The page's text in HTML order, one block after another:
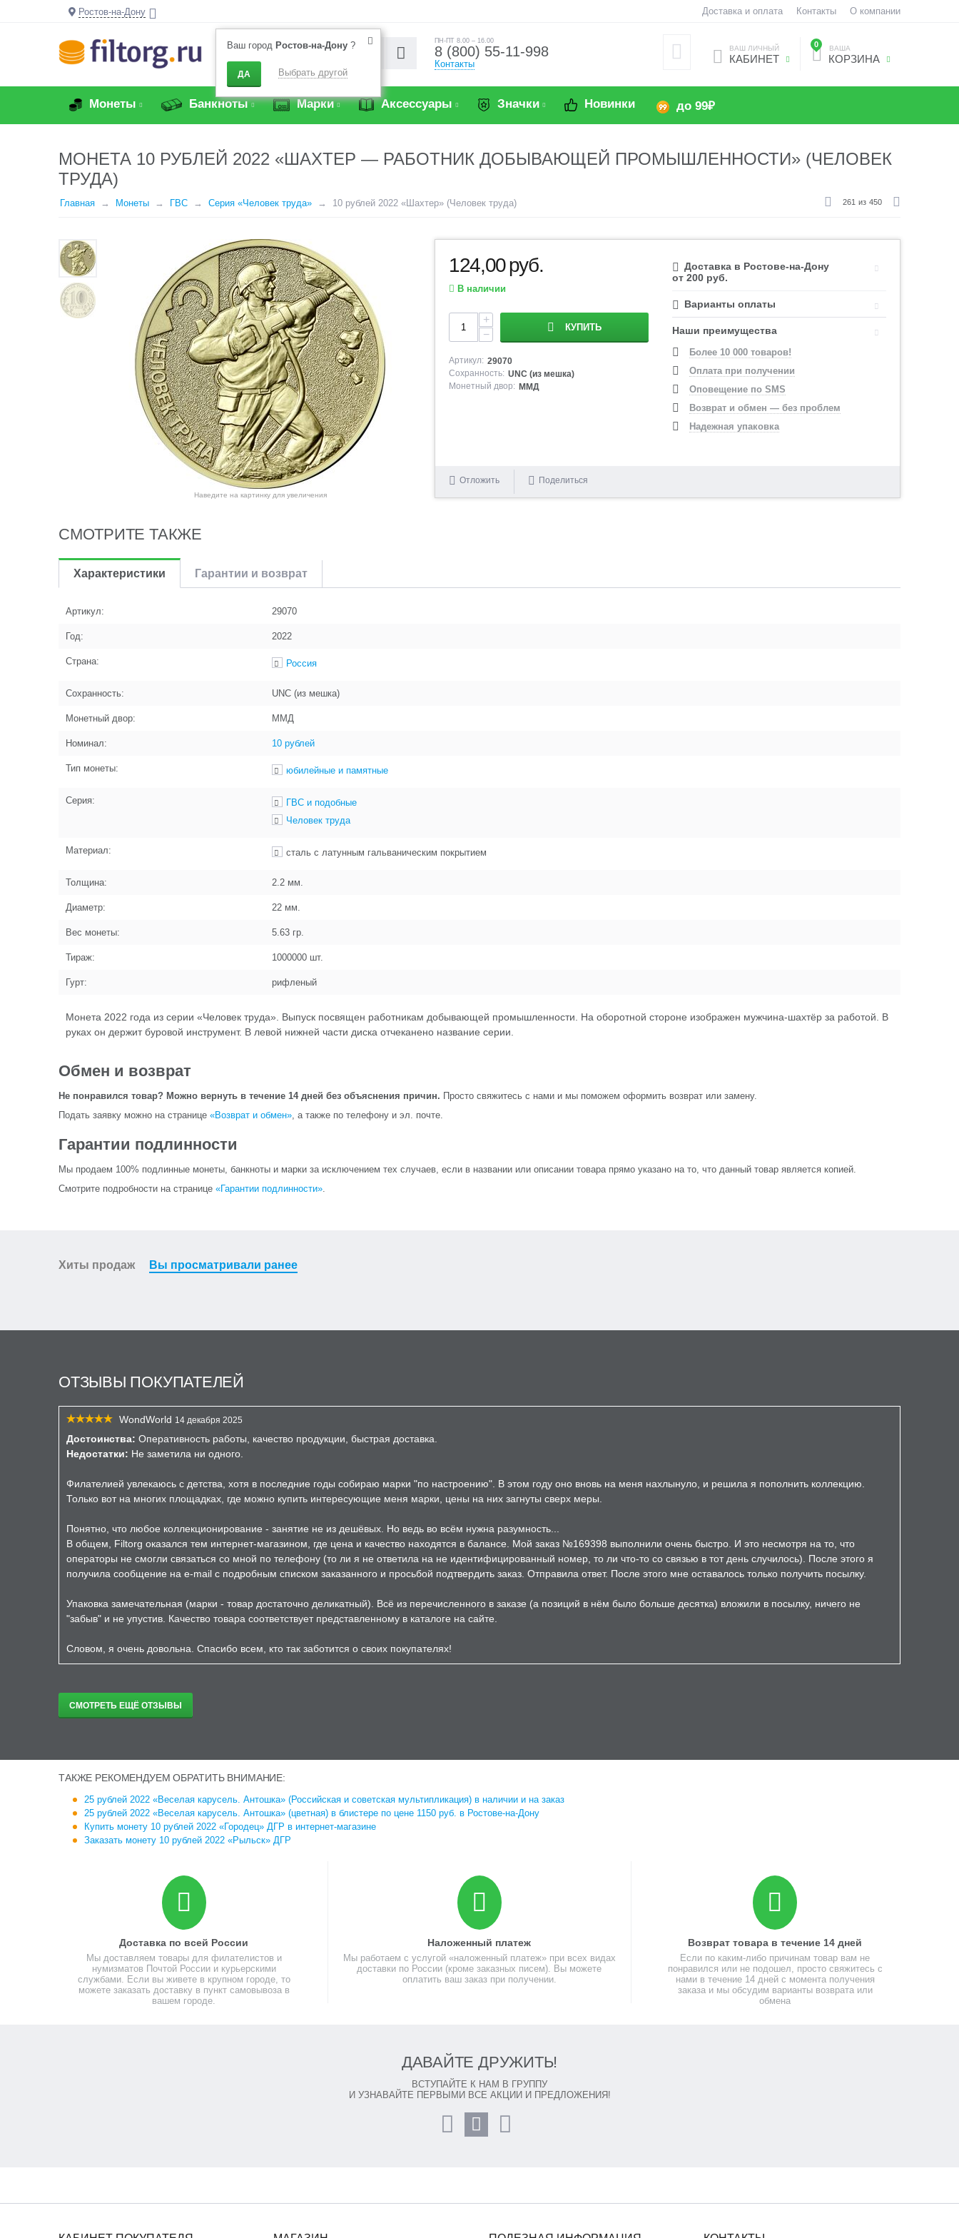
Ростов-на-Дону
Ваш город Ростов-на-Дону ?
ДА Выбрать другой
Доставка и оплата Контакты О компании
ПН-ПТ 8.00 – 16.00
8 (800) 55-11-998
Контакты
0 ВАША
КОРЗИНА
ВАШ ЛИЧНЫЙ
КАБИНЕТ
Монеты Банкноты Марки Аксессуары Значки Новинки до 99₽
МОНЕТА 10 РУБЛЕЙ 2022 «ШАХТЕР — РАБОТНИК ДОБЫВАЮЩЕЙ ПРОМЫШЛЕННОСТИ» (ЧЕЛОВЕК
ТРУДА)
Главная Монеты ГВС Серия «Человек труда» 10 рублей 2022 «Шахтер» (Человек труда) 261 из 450
Наведите на картинку для увеличения
124,00руб.
В наличии
+
−
КУПИТЬ
Артикул: 29070
Сохранность: UNC (из мешка)
Монетный двор: ММД
Доставка в Ростове-на-Дону
от 200 руб.
Варианты оплаты
Наши преимущества
Более 10 000 товаров!
Оплата при получении
Оповещение по SMS
Возврат и обмен — без проблем
Надежная упаковка
Отложить Поделиться
СМОТРИТЕ ТАКЖЕ
Характеристики Гарантии и возврат
Артикул: 29070
Год: 2022
Страна: Россия
Сохранность: UNC (из мешка)
Монетный двор: ММД
Номинал: 10 рублей
Тип монеты: юбилейные и памятные
Серия:
ГВС и подобные
Человек труда
Материал: сталь с латунным гальваническим покрытием
Толщина: 2.2 мм.
Диаметр: 22 мм.
Вес монеты: 5.63 гр.
Тираж: 1000000 шт.
Гурт: рифленый
Монета 2022 года из серии «Человек труда». Выпуск посвящен работникам добывающей промышленности. На оборотной стороне изображен мужчина-шахтёр за работой. В
руках он держит буровой инструмент. В левой нижней части диска отчеканено название серии.
Обмен и возврат
Не понравился товар? Можно вернуть в течение 14 дней без объяснения причин. Просто свяжитесь с нами и мы поможем оформить возврат или замену.
Подать заявку можно на странице «Возврат и обмен», а также по телефону и эл. почте.
Гарантии подлинности
Мы продаем 100% подлинные монеты, банкноты и марки за исключением тех случаев, если в названии или описании товара прямо указано на то, что данный товар является копией.
Смотрите подробности на странице «Гарантии подлинности».
Хиты продаж Вы просматривали ранее
ОТЗЫВЫ ПОКУПАТЕЛЕЙ
WondWorld 14 декабря 2025
Достоинства: Оперативность работы, качество продукции, быстрая доставка.
Недостатки: Не заметила ни одного.
Филателией увлекаюсь с детства, хотя в последние годы собираю марки "по настроению". В этом году оно вновь на меня нахлынуло, и решила я пополнить коллекцию.
Только вот на многих площадках, где можно купить интересующие меня марки, цены на них загнуты сверх меры.
Понятно, что любое коллекционирование - занятие не из дешёвых. Но ведь во всём нужна разумность...
В общем, Filtorg оказался тем интернет-магазином, где цена и качество находятся в балансе. Мой заказ №169398 выполнили очень быстро. И это несмотря на то, что
операторы не смогли связаться со мной по телефону (то ли я не ответила на не идентифицированный номер, то ли что-то со связью в тот день случилось). После этого я
получила сообщение на e-mail с подробным списком заказанного и просьбой подтвердить заказ. Отправила ответ. После этого мне оставалось только получить посылку.
Упаковка замечательная (марки - товар достаточно деликатный). Всё из перечисленного в заказе (а позиций в нём было больше десятка) вложили в посылку, ничего не
"забыв" и не упустив. Качество товара соответствует представленному в каталоге на сайте.
Словом, я очень довольна. Спасибо всем, кто так заботится о своих покупателях!
СМОТРЕТЬ ЕЩЁ ОТЗЫВЫ
ТАКЖЕ РЕКОМЕНДУЕМ ОБРАТИТЬ ВНИМАНИЕ:
25 рублей 2022 «Веселая карусель. Антошка» (Российская и советская мультипликация) в наличии и на заказ
25 рублей 2022 «Веселая карусель. Антошка» (цветная) в блистере по цене 1150 руб. в Ростове-на-Дону
Купить монету 10 рублей 2022 «Городец» ДГР в интернет-магазине
Заказать монету 10 рублей 2022 «Рыльск» ДГР
Доставка по всей России
Мы доставляем товары для филателистов и
нумизматов Почтой России и курьерскими
службами. Если вы живете в крупном городе, то
можете заказать доставку в пункт самовывоза в
вашем городе.
Наложенный платеж
Мы работаем с услугой «наложенный платеж» при всех видах
доставки по России (кроме заказных писем). Вы можете
оплатить ваш заказ при получении.
Возврат товара в течение 14 дней
Если по каким-либо причинам товар вам не
понравился или не подошел, просто свяжитесь с
нами в течение 14 дней с момента получения
заказа и мы обсудим варианты возврата или
обмена
ДАВАЙТЕ ДРУЖИТЬ!
ВСТУПАЙТЕ К НАМ В ГРУППУ
И УЗНАВАЙТЕ ПЕРВЫМИ ВСЕ АКЦИИ И ПРЕДЛОЖЕНИЯ!